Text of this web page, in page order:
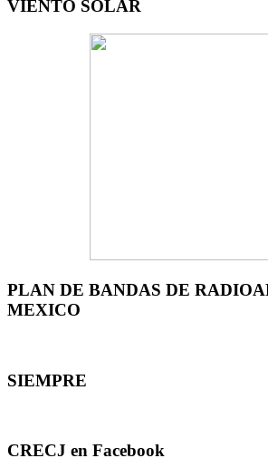
VIENTO SOLAR
PLAN DE BANDAS DE
MEXICO
SIEMPRE
CRECJ en Facebook